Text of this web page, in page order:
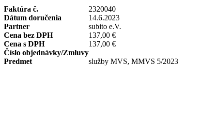
Faktúra č.
2320040
Dátum doručenia
14.6.2023
Partner
subito e.V.
Cena bez DPH
137,00 €
Cena s DPH
137,00 €
Číslo objednávky/Zmluvy
Predmet
služby MVS, MMVS 5/2023